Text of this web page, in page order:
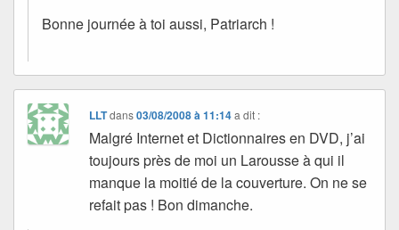
Bonne journée à toi aussi, Patriarch !
LLTdans03/08/2008 à 11:14 a dit :
Malgré Internet et Dictionnaires en DVD, j’ai
toujours près de moi un Larousse à qui il
manque la moitié de la couverture. On ne se
refait pas ! Bon dimanche.